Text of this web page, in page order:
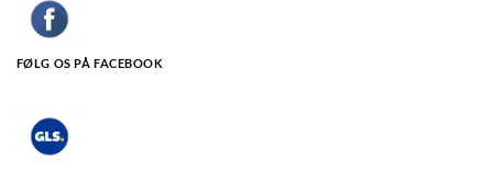
FØLG OS PÅ FACEBOOK